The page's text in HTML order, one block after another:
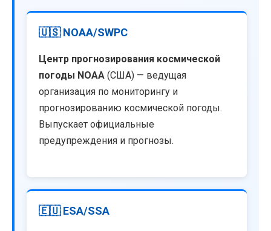
🇺🇸 NOAA/SWPC
Центр прогнозирования космической
погоды NOAA (США) — ведущая
организация по мониторингу и
прогнозированию космической погоды.
Выпускает официальные
предупреждения и прогнозы.
🇪🇺 ESA/SSA